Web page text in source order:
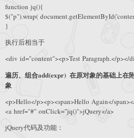
function jq(){
$("p").wrap(
}
执行后相当于
<div id="content"><p>Test Paragraph.</p></
遍历、组合add(expr) 在原对象的基础上在
象
<p>Hello</p><p><span>Hello Again</
<a href="#" onClick="jq()">jQuery</a>
jQuery代码及功能：